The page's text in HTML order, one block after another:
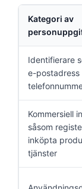
Kategori av
Identifierare
e-postadress
Kommersiell
såsom
inköpta
tjänster